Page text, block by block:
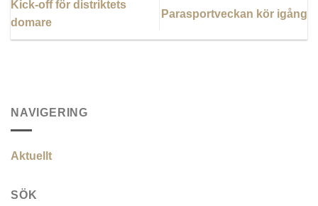
Kick-off för distriktets
domare
Parasportveckan kör igång
NAVIGERING
Aktuellt
SÖK